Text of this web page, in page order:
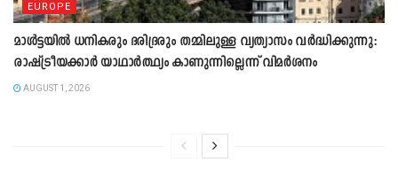
EUROPE
മാൾട്ടയിൽ ധനികരും ദരിദ്രരും തമ്മിലുള്ള വ്യത്യാസം വർദ്ധിക്കുന്നു:
രാഷ്ട്രീയക്കാർ യാഥാർത്ഥ്യം കാണുന്നില്ലെന്ന് വിമർശനം
AUGUST 1, 2026